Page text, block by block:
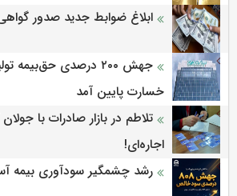
ابلاغ ضوابط جدید صدور
جهش ۲۰۰ درصدی
خسارت پایین آمد
تلاطم در بازار صادرات با
اجاره‌ای!
رشد چشمگیر سودآوری بیمه آسیا